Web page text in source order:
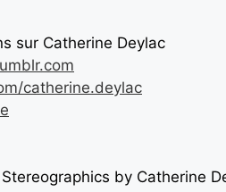
sur Catherine Deylac
catherine.deylac
by Catherine